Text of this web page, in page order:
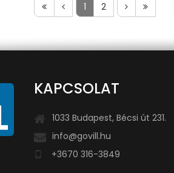
1 2
KAPCSOLAT
1033 Budapest, Bécsi út 231.
info@govill.hu
+3670 316-3849